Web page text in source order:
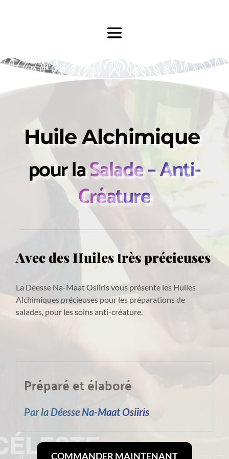
Huile Alchimique
pour la Salade – Anti-
Créature
Avec des Huiles très précieuses
La Déesse Na-Maat Osiiris vous présente les Huiles
Alchimiques précieuses pour les préparations de
salades, pour les soins anti-créature.
Préparé et élaboré
Par la Déesse Na-Maat Osiiris
COMMANDER MAINTENANT